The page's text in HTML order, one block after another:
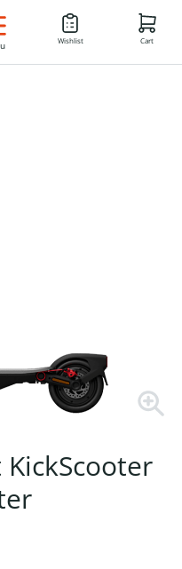
EN
Wishlist Cart